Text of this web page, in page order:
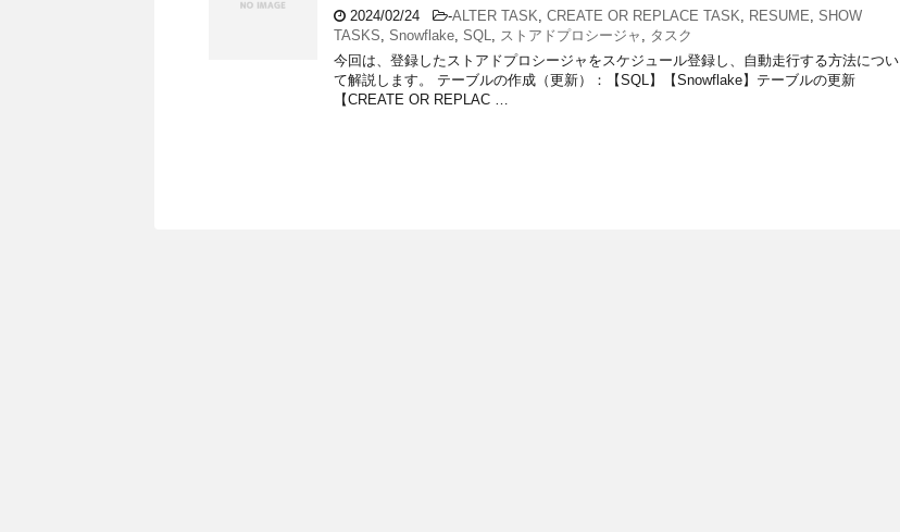
2024/02/24 -ALTER TASK, CREATE OR REPLACE TASK, RESUME, SHOW
TASKS, Snowflake, SQL, ストアドプロシージャ , タスク
今回は、登録したストアドプロシージャをスケジュール登録し、自動走行する方法につい
て解説します。 テーブルの作成（更新）：【SQL】【Snowflake】テーブルの更新
【CREATE OR REPLAC …